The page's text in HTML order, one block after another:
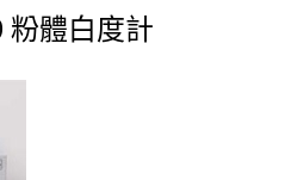
粉體白度計